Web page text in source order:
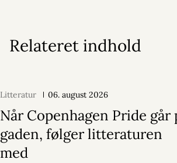
Relateret indhold
Litteratur 06. august 2026
Når Copenhagen Pride går
gaden, følger litteraturen
med